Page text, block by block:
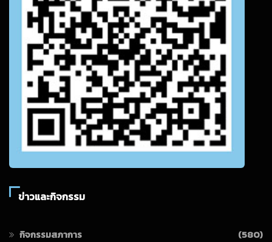
ข่าวและกิจกรรม
กิจกรรมสภาการ
(580)